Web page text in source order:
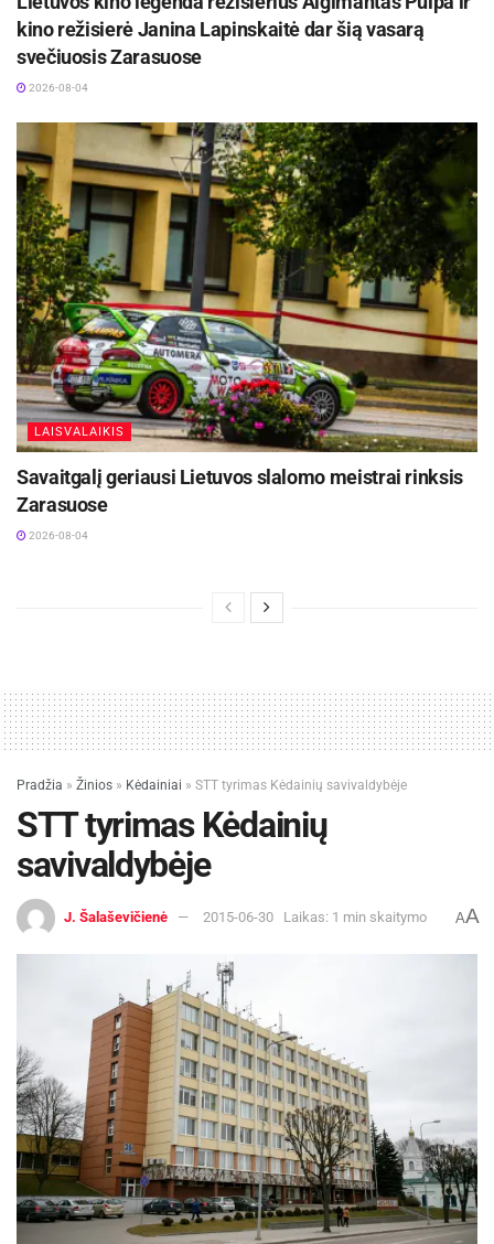
kino režisierė Janina Lapinskaitė dar šią vasarą
svečiuosis Zarasuose
2026-08-04
LAISVALAIKIS
Savaitgalį geriausi Lietuvos slalomo meistrai rinksis
Zarasuose
2026-08-04
Pradžia » Žinios » Kėdainiai » STT tyrimas Kėdainių savivaldybėje
STT tyrimas Kėdainių
savivaldybėje
J. Šalaševičienė 2015-06-30 Laikas: 1 min skaitymo AA